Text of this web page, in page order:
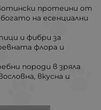
протеини от
на есенциални
и фибри за
флора и
породи в зряла
вкусна и